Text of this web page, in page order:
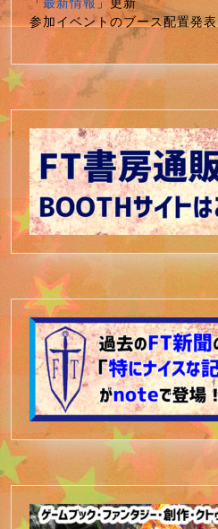
参加イベントのブース配置発表